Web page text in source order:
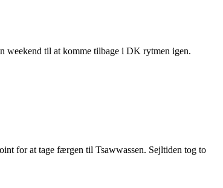
weekend til at komme tilbage i DK rytmen igen.
for at tage færgen til Tsawwassen. Sejltiden tog to